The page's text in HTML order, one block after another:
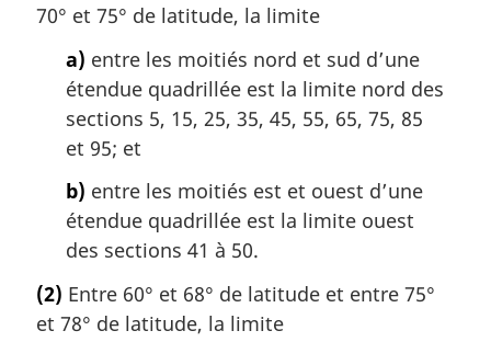
70° et 75° de latitude, la limite
a) entre les moitiés nord et sud d’une
étendue quadrillée est la limite nord des
sections 5, 15, 25, 35, 45, 55, 65, 75, 85
et 95; et
b) entre les moitiés est et ouest d’une
étendue quadrillée est la limite ouest
des sections 41 à 50.
(2) Entre 60° et 68° de latitude et entre 75°
et 78° de latitude, la limite